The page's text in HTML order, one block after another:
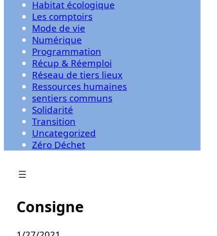
Habitat écologique
Les comptoirs
Mode de vie
Numérique
Programmation
Récup & Réemploi
Réseau de tiers lieux
Ressources humaines
sentiers communs
Solidarité
Transition
Uncategorized
Zéro Déchet
Consigne